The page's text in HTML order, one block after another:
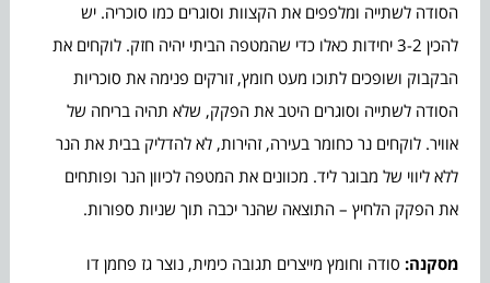
הסודה לשתייה ומלפפים את הקצוות וסוגרים כמו סוכריה. יש
להכין 3-2 יחידות כאלו כדי שהמטפה הביתי יהיה חזק. לוקחים את
הבקבוק ושופכים לתוכו מעט חומץ, זורקים פנימה את סוכריות
הסודה לשתייה וסוגרים היטב את הפקק, שלא תהיה בריחה של
אוויר. לוקחים נר כחומר בעירה, זהירות, לא להדליק בבית את הנר
ללא ליווי של מבוגר ליד. מכוונים את המטפה לכיוון הנר ופותחים
את הפקק הלחיץ – התוצאה שהנר יכבה תוך שניות ספורות.
מסקנה: סודה וחומץ מייצרים תגובה כימית, נוצר גז פחמן דו